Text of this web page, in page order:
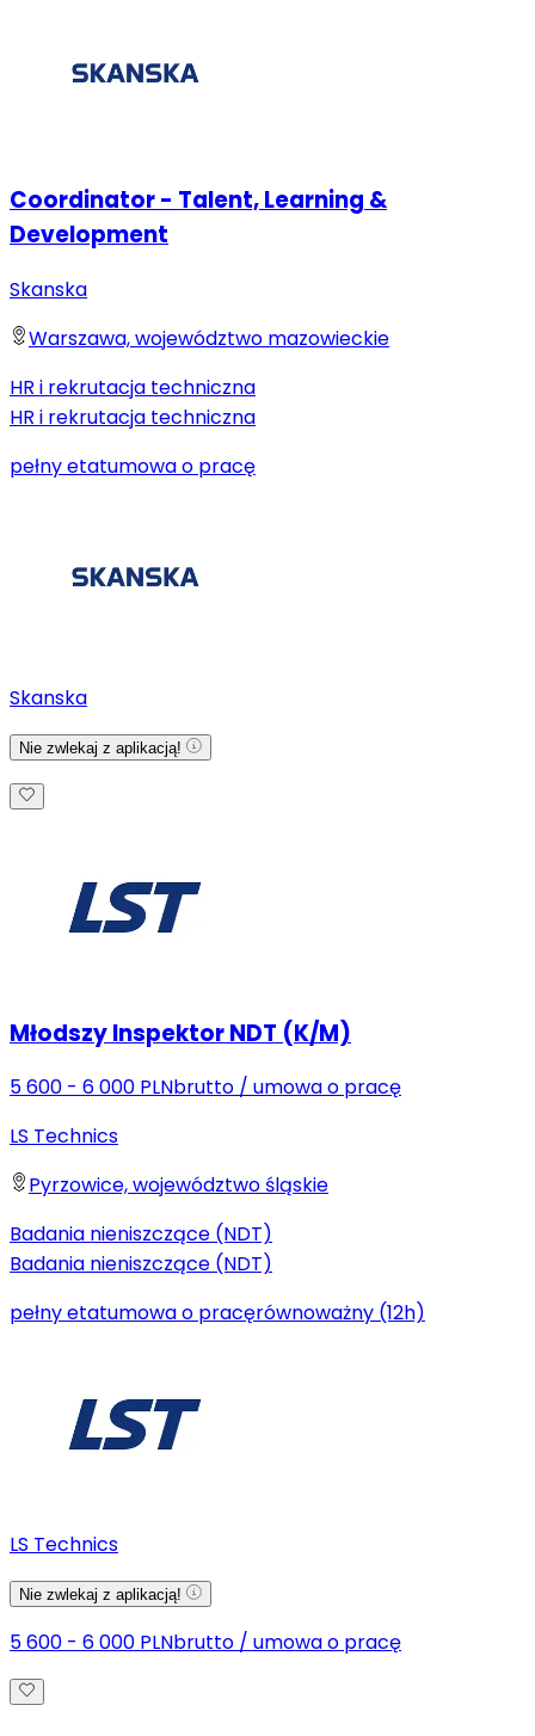
Coordinator - Talent, Learning &
Development
Skanska
Warszawa, województwo mazowieckie
HR i rekrutacja techniczna
HR i rekrutacja techniczna
pełny etatumowa o pracę
Skanska
Nie zwlekaj z aplikacją!
Młodszy Inspektor NDT (K/M)
5 600 - 6 000 PLNbrutto / umowa o pracę
LS Technics
Pyrzowice, województwo śląskie
Badania nieniszczące (NDT)
Badania nieniszczące (NDT)
pełny etatumowa o pracęrównoważny (12h)
LS Technics
Nie zwlekaj z aplikacją!
5 600 - 6 000 PLNbrutto / umowa o pracę